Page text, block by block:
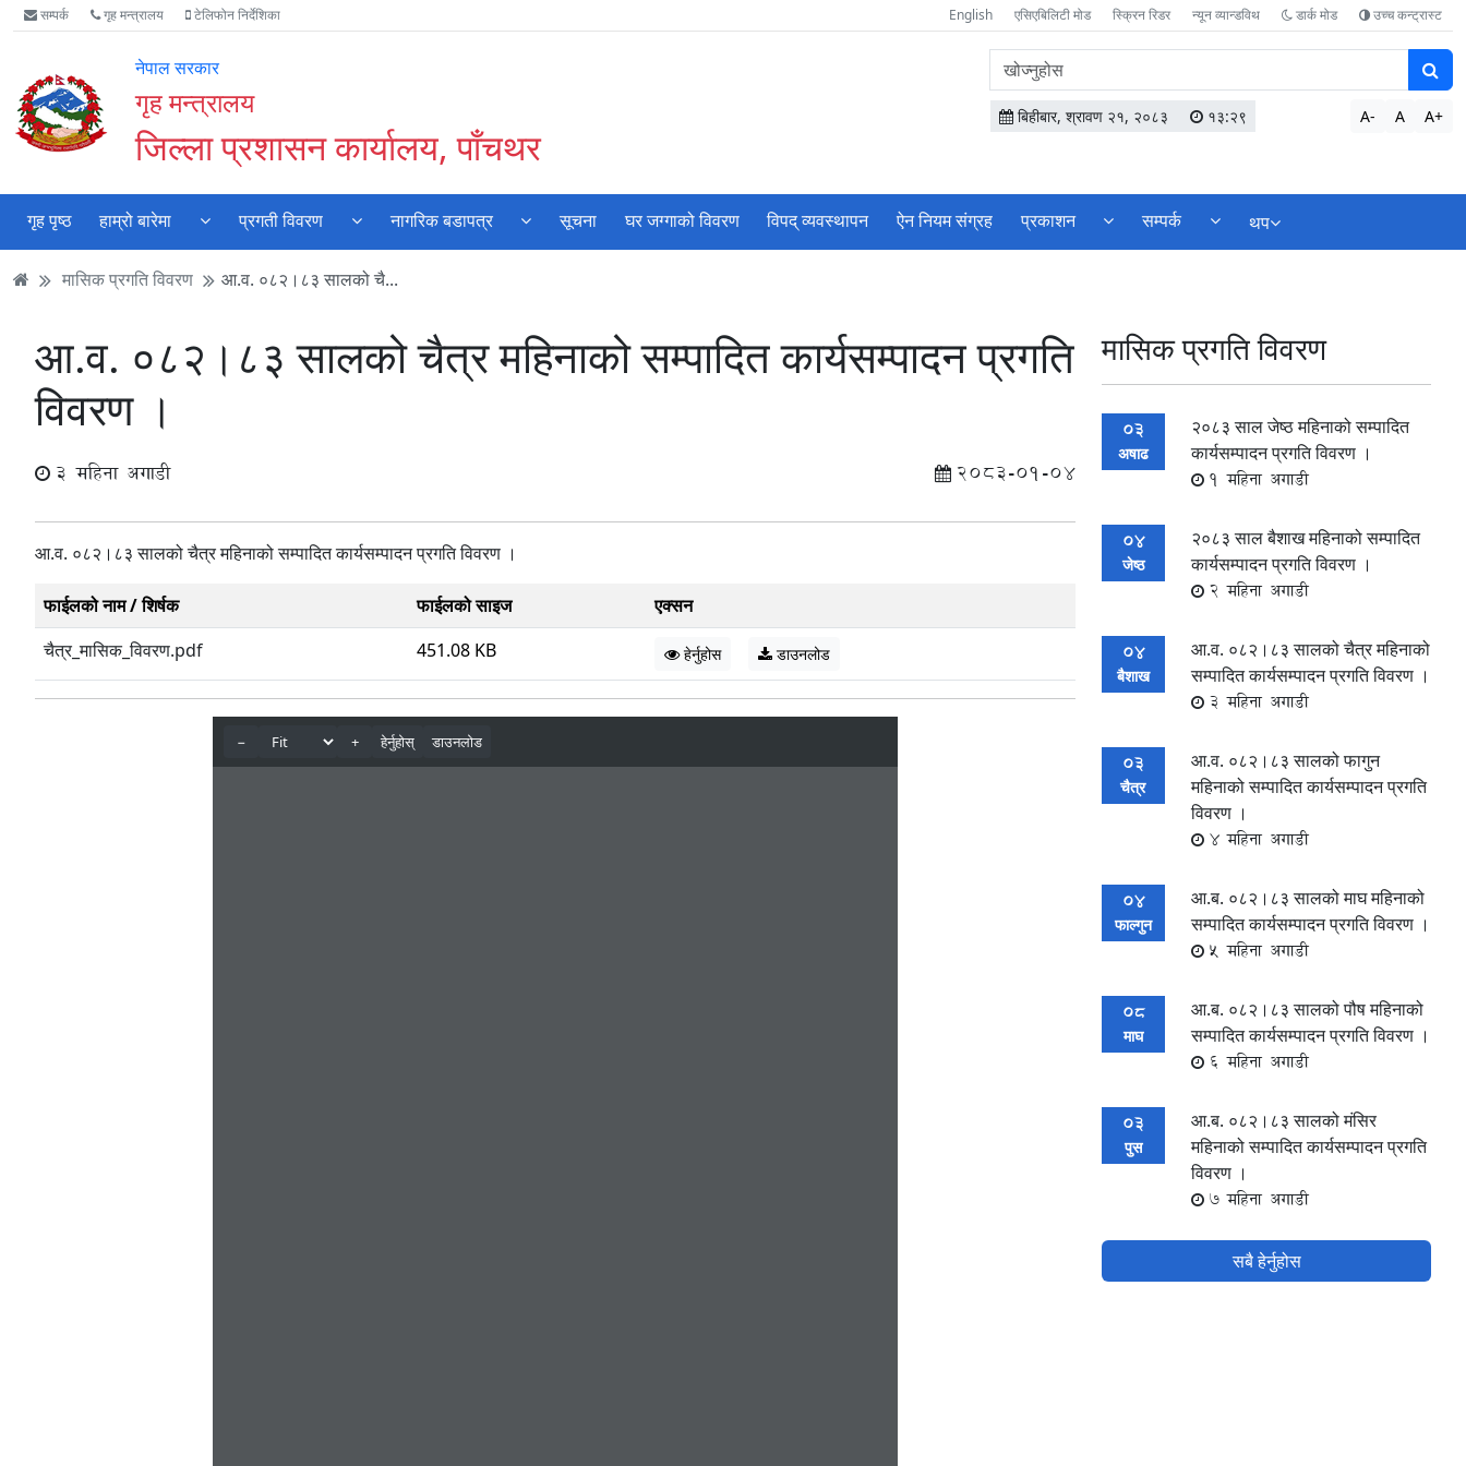
Accessibility
Mode
गर्नुहोस्
मुख्य
सामाग्री
मुख्य
नेभिगेसन
वेबसाइट
खोजमा
सम्पर्क गृह मन्त्रालय टेलिफोन निर्देशिका English एसिएबिलिटी मोड स्क्रिन रिडर न्यून व्यान्डविथ डार्क मोड उच्च कन्ट्रास्ट
नेपाल सरकार
गृह मन्त्रालय
जिल्ला प्रशासन कार्यालय, पाँचथर
वेबसाइटमा
सामग्री
खोज्नुहोस
बिहीबार, श्रावण २१, २०८३ १३:२९ A- A A+
गृह पृष्ठ हाम्रो बारेमा प्रगती विवरण नागरिक बडापत्र सूचना घर जग्गाको विवरण विपद् व्यवस्थापन ऐन नियम संग्रह प्रकाशन सम्पर्क थप
मासिक प्रगति विवरण आ.व. ०८२।८३ सालको चै...
आ.व. ०८२।८३ सालको चैत्र महिनाको सम्पादित कार्यसम्पादन प्रगति
विवरण ।
3 महिना अगाडी 2083-01-04
आ.व. ०८२।८३ सालको चैत्र महिनाको सम्पादित कार्यसम्पादन प्रगति विवरण ।
फाईलको नाम / शिर्षक फाईलको साइज
एक्सन
चैत्र_मासिक_विवरण.pdf
451.08 KB हेर्नुहोस डाउनलोड
मासिक प्रगति विवरण
03
अषाढ
२०८३ साल जेष्ठ महिनाको सम्पादित
कार्यसम्पादन प्रगति विवरण ।
1 महिना अगाडी
04
जेष्ठ
२०८३ साल बैशाख महिनाको सम्पादित
कार्यसम्पादन प्रगति विवरण ।
2 महिना अगाडी
04
बैशाख
आ.व. ०८२।८३ सालको चैत्र महिनाको
सम्पादित कार्यसम्पादन प्रगति विवरण ।
3 महिना अगाडी
03
चैत्र
आ.व. ०८२।८३ सालको फागुन
महिनाको सम्पादित कार्यसम्पादन प्रगति
विवरण ।
4 महिना अगाडी
04
फाल्गुन
आ.ब. ०८२।८३ सालको माघ महिनाको
सम्पादित कार्यसम्पादन प्रगति विवरण ।
5 महिना अगाडी
08
माघ
आ.ब. ०८२।८३ सालको पौष महिनाको
सम्पादित कार्यसम्पादन प्रगति विवरण ।
6 महिना अगाडी
03
पुस
आ.ब. ०८२।८३ सालको मंसिर
महिनाको सम्पादित कार्यसम्पादन प्रगति
विवरण ।
7 महिना अगाडी
सबै हेर्नुहोस